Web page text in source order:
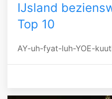
IJsland
Top 10
AY-uh-fyat-luh-YOE-